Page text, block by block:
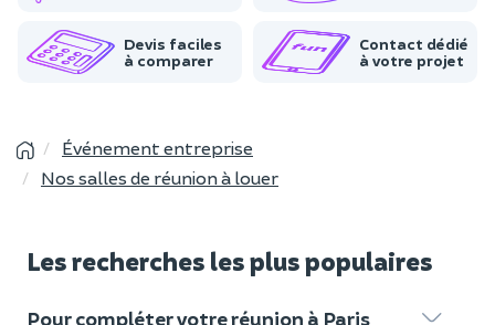
Devis faciles
à comparer
Contact dédié
à votre projet
Événement entreprise
Nos salles de réunion à louer
Les recherches les plus populaires
Pour compléter votre réunion à Paris